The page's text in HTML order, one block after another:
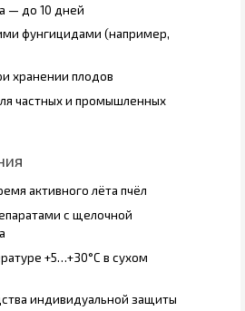
— до 10 дней
фунгицидами (например,
хранении плодов
частных и промышленных
активного лёта пчёл
с щелочной
+5…+30°C в сухом
индивидуальной защиты